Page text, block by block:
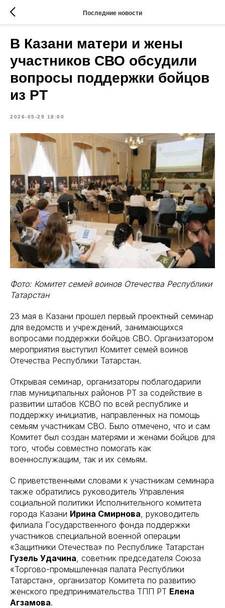
Последние новости
В Казани матери и жены
участников СВО обсудили
вопросы поддержки бойцов
из РТ
2026-05-29 18:00
Фото: Комитет семей воинов Отечества Республики
Татарстан
23 мая в Казани прошел первый проектный семинар
для ведомств и учреждений, занимающихся
вопросами поддержки бойцов СВО. Организатором
мероприятия выступил Комитет семей воинов
Отечества Республики Татарстан.
Открывая семинар, организаторы поблагодарили
глав муниципальных районов РТ за содействие в
развитии штабов КСВО по всей республике и
поддержку инициатив, направленных на помощь
семьям участникам СВО. Было отмечено, что и сам
Комитет был создан матерями и женами бойцов для
того, чтобы совместно помогать как
военнослужащим, так и их семьям.
С приветственными словами к участникам семинара
также обратились руководитель Управления
социальной политики Исполнительного комитета
города Казани Ирина Смирнова , руководитель
филиала Государственного фонда поддержки
участников специальной военной операции
«Защитники Отечества» по Республике Татарстан
Гузель Удачина , советник председателя Союза
«Торгово-промышленная палата Республики
Татарстан», организатор Комитета по развитию
женского предпринимательства ТПП РТ Елена
Агзамова.